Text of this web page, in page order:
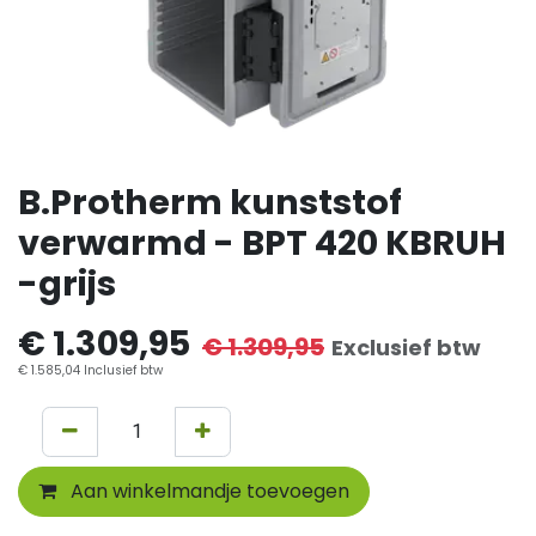
B.Protherm kunststof
verwarmd - BPT 420 KBRUH
-grijs
€ 1.309,95 €1.309,95 Exclusief btw
€ 1.585,04 Inclusief btw
Aan winkelmandje toevoegen